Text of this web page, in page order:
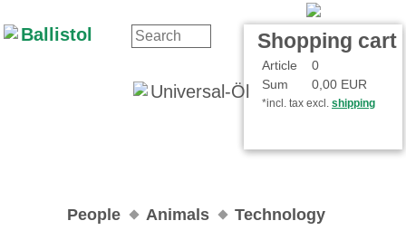
Shopping cart
Article
0
Sum
0,00 EUR
*incl. tax excl. shipping
People Animals Technology